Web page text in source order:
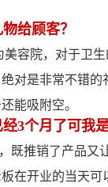
给顾客？
容院，对于卫
对是非常不错
能吸附空。
3个月了可我
既推销了产品
在开业的当天